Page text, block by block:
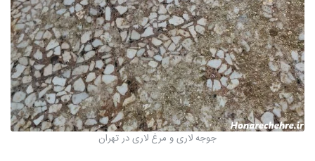
جوجه لاری و مرغ لاری در تهران